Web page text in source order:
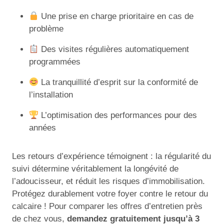
Une prise en charge prioritaire en cas de
problème
Des visites régulières automatiquement
programmées
La tranquillité d’esprit sur la conformité de
l’installation
L’optimisation des performances pour des
années
Les retours d’expérience témoignent : la régularité du
suivi détermine véritablement la longévité de
l’adoucisseur, et réduit les risques d’immobilisation.
Protégez durablement votre foyer contre le retour du
calcaire ! Pour comparer les offres d’entretien près
de chez vous, demandez gratuitement jusqu’à 3